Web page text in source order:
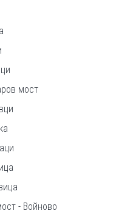
мост
- Войново